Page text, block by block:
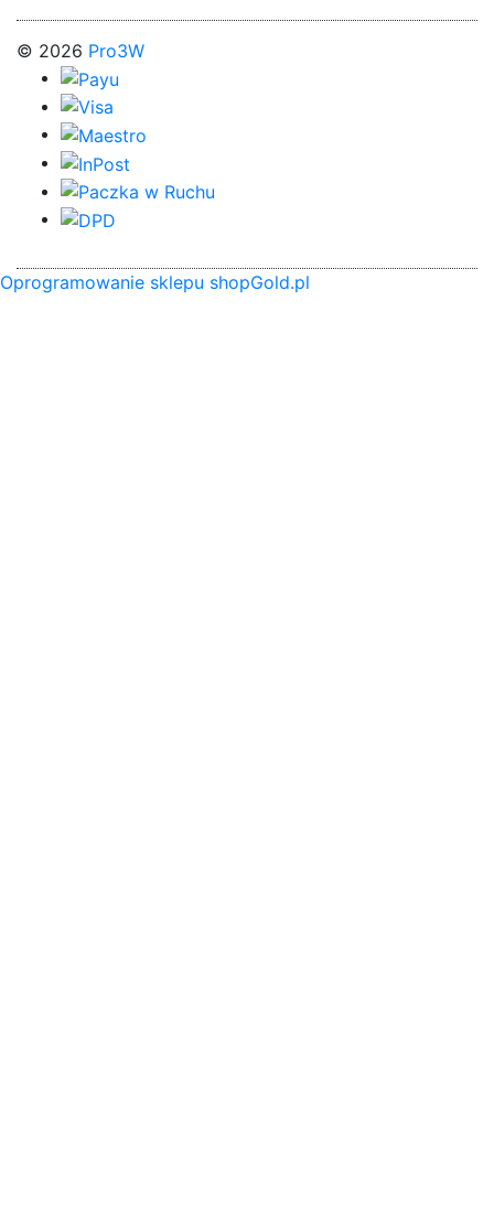
© 2026 Pro3W
Oprogramowanie sklepu shopGold.pl